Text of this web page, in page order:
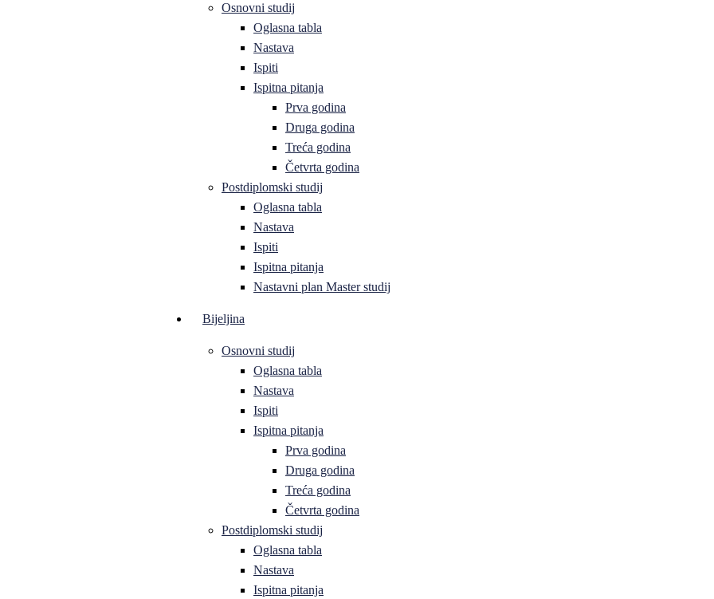
Osnovni studij
Oglasna tabla
Nastava
Ispiti
Ispitna pitanja
Prva godina
Druga godina
Treća godina
Četvrta godina
Postdiplomski studij
Oglasna tabla
Nastava
Ispiti
Ispitna pitanja
Nastavni plan Master studij
Bijeljina
Osnovni studij
Oglasna tabla
Nastava
Ispiti
Ispitna pitanja
Prva godina
Druga godina
Treća godina
Četvrta godina
Postdiplomski studij
Oglasna tabla
Nastava
Ispitna pitanja